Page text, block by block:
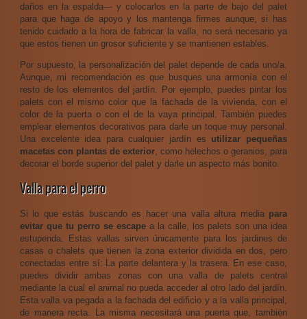
daños en la espalda— y colocarlos en la parte de bajo del palet
para que haga de apoyo y los mantenga firmes aunque, si has
tenido cuidado a la hora de fabricar la valla, no será necesario ya
que estos tienen un grosor suficiente y se mantienen estables.
Por supuesto, la personalización del palet depende de cada uno/a.
Aunque, mi recomendación es que busques una armonía con el
resto de los elementos del jardín. Por ejemplo, puedes pintar los
palets con el mismo color que la fachada de la vivienda, con el
color de la puerta o con el de la vaya principal. También puedes
emplear elementos decorativos para darle un toque muy personal.
Una excelente idea para cualquier jardín es utilizar pequeñas
macetas con plantas de exterior , como helechos o geranios, para
decorar el borde superior del palet y darle un aspecto más bonito.
Valla para el perro
Si lo que estás buscando es hacer una valla altura media para
evitar que tu perro se escapea la calle, los palets son una idea
estupenda. Estas vallas sirven únicamente para los jardines de
casas o chalets que tienen la zona exterior dividida en dos, pero
conectadas entre sí: La parte delantera y la trasera. En ese caso,
puedes dividir ambas zonas con una valla de palets central
mediante la cual el animal no pueda acceder al otro lado del jardín.
Esta valla va pegada a la fachada del edificio y a la valla principal,
de manera recta. La misma necesitará una puerta que, también